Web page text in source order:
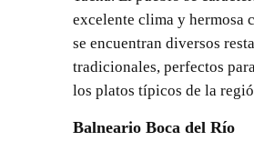
excelente clima y hermosa
se encuentran diversos
tradicionales, perfectos
los platos típicos de la
Balneario Boca del Río